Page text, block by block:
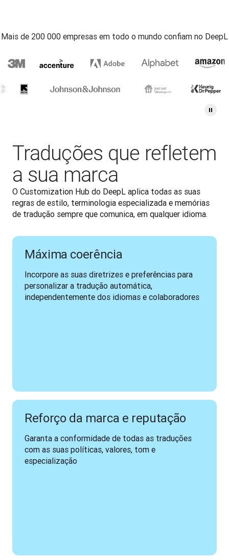
Mais de 200 000 empresas em todo o mundo confiam no DeepL
Traduções que refletem
a sua marca
O Customization Hub do DeepL aplica todas as suas
regras de estilo, terminologia especializada e memórias
de tradução sempre que comunica, em qualquer idioma.
Máxima coerência
Incorpore as suas diretrizes e preferências para
personalizar a tradução automática,
independentemente dos idiomas e colaboradores
Reforço da marca e reputação
Garanta a conformidade de todas as traduções
com as suas políticas, valores, tom e
especialização